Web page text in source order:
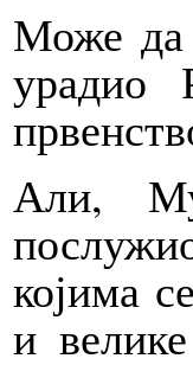
Може да
урадио
Али,
којима
и